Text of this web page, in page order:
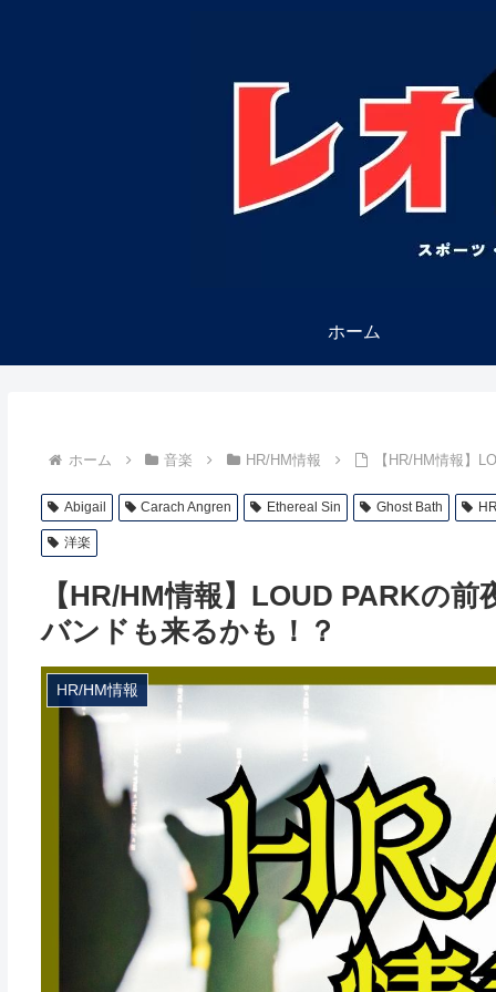
ホーム
ホーム 音楽 HR/HM情報 【HR/HM情報】
Abigail Carach Angren Ethereal Sin Ghost Bath
洋楽
【HR/HM情報】LOUD PARKの
バンドも来るかも！？
HR/HM情報